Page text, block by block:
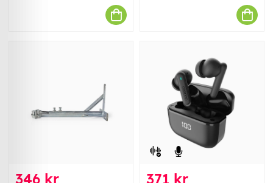
346 kr 371 kr